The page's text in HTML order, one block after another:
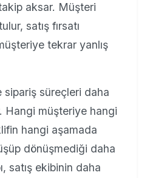
aksar. Müşteri
satış fırsatı
tekrar yanlış
sipariş süreçleri daha
Hangi müşteriye hangi
hangi aşamada
dönüşmediği daha
satış ekibinin daha